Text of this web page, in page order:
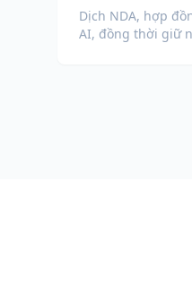
Dịch NDA, hợp
AI, đồng thời giữ